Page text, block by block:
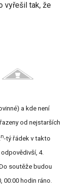
vyřešil tak, že
a kde není
od nejstarších
n-tý řádek v takto
4.
soutěže budou
hodin ráno.